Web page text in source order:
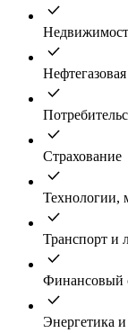
Страхование
Технологии,
Транспорт и
Финансовый
Энергетика